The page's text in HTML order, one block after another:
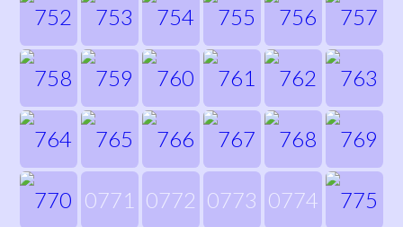
0771 0772 0773 0774